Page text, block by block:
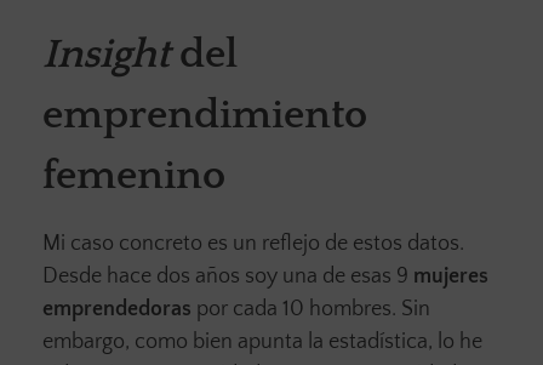
Insightdel
emprendimiento
femenino
Mi caso concreto es un reflejo de estos datos.
Desde hace dos años soy una de esas 9 mujeres
emprendedoras por cada 10 hombres. Sin
embargo, como bien apunta la estadística, lo he